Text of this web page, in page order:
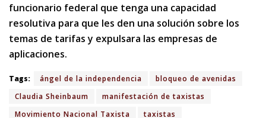
funcionario federal que tenga una capacidad
resolutiva para que les den una solución sobre los
temas de tarifas y expulsara las empresas de
aplicaciones.
Tags: ángel de la independencia
bloqueo de avenidas
Claudia Sheinbaum
manifestación de taxistas
Movimiento Nacional Taxista
taxistas